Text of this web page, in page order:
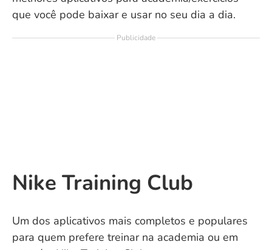
que você pode baixar e usar no seu dia a dia.
Publicidade
Nike Training Club
Um dos aplicativos mais completos e populares
para quem prefere treinar na academia ou em